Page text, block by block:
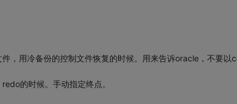
，用冷备份的控制文件恢复的时候。用来告诉oracle，不要以
的时候。手动指定终点。